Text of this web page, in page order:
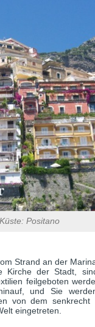
Positano
Strand an der
Kirche der Stadt,
feilgeboten
und Sie
von dem senkrecht
eingetreten.